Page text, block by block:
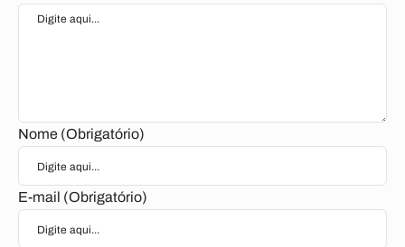
Nome (Obrigatório)
E-mail (Obrigatório)